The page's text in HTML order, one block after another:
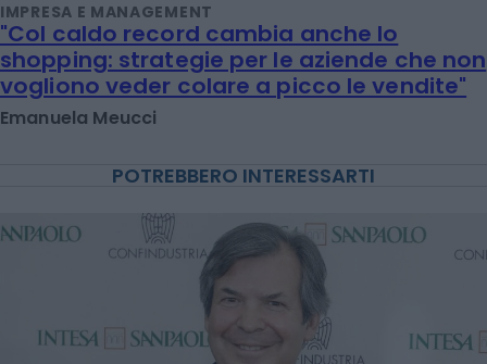
IMPRESA E MANAGEMENT
"Col caldo record cambia anche lo
shopping: strategie per le aziende che non
vogliono veder colare a picco le vendite"
Emanuela Meucci
POTREBBERO INTERESSARTI